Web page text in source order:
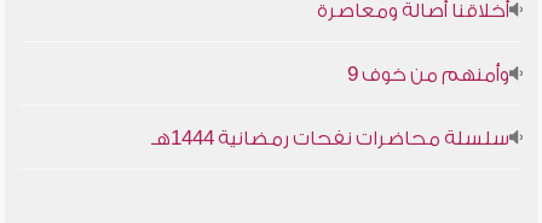
أخلاقنا أصالة ومعاصرة
وأمنهم من خوف 9
سلسلة محاضرات نفحات رمضانية 1444هـ